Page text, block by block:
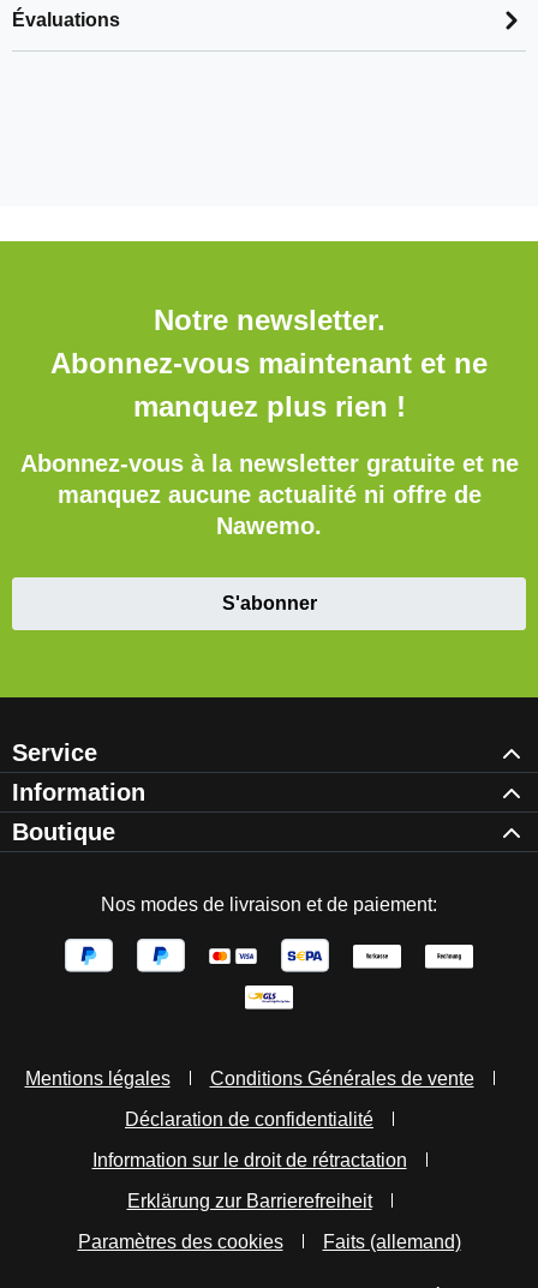
Évaluations
Notre newsletter.
Abonnez-vous maintenant et ne
manquez plus rien !
Abonnez-vous à la newsletter gratuite et ne
manquez aucune actualité ni offre de
Nawemo.
S'abonner
Service
Information
Boutique
Nos modes de livraison et de paiement:
Mentions légales
Conditions Générales de vente
Déclaration de confidentialité
Information sur le droit de rétractation
Erklärung zur Barrierefreiheit
Paramètres des cookies
Faits (allemand)